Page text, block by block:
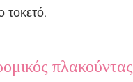
πλακούντας